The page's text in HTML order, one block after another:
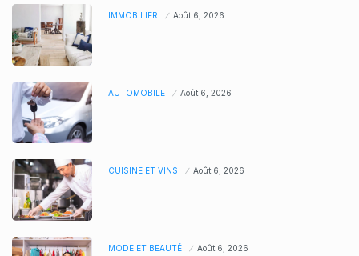
IMMOBILIER Août 6, 2026
AUTOMOBILE Août 6, 2026
CUISINE ET VINS Août 6, 2026
MODE ET BEAUTÉ Août 6, 2026